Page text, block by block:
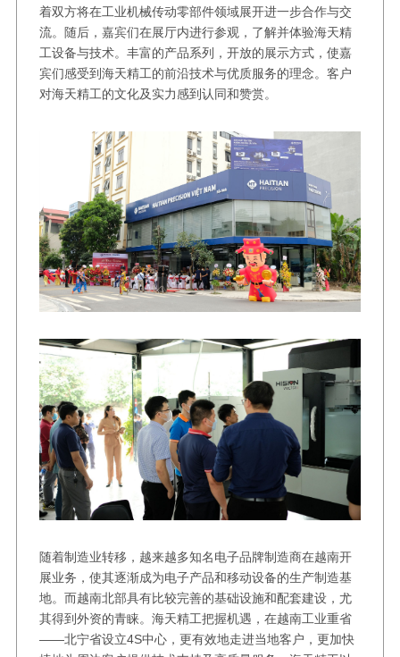
着双方将在工业机械传动零部件领域展开进一步合作与交
流。随后，嘉宾们在展厅内进行参观，了解并体验海天精
工设备与技术。丰富的产品系列，开放的展示方式，使嘉
宾们感受到海天精工的前沿技术与优质服务的理念。客户
对海天精工的文化及实力感到认同和赞赏。
随着制造业转移，越来越多知名电子品牌制造商在越南开
展业务，使其逐渐成为电子产品和移动设备的生产制造基
地。而越南北部具有比较完善的基础设施和配套建设，尤
其得到外资的青睐。海天精工把握机遇，在越南工业重省
——北宁省设立4S中心，更有效地走进当地客户，更加快